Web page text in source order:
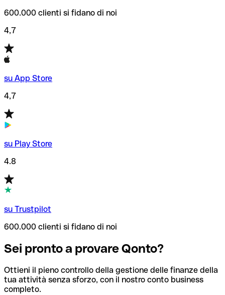
600.000 clienti si fidano di noi
4,7
su App Store
4,7
su Play Store
4.8
su Trustpilot
600.000 clienti si fidano di noi
Sei pronto a provare Qonto?
Ottieni il pieno controllo della gestione delle finanze della
tua attività senza sforzo, con il nostro conto business
completo.